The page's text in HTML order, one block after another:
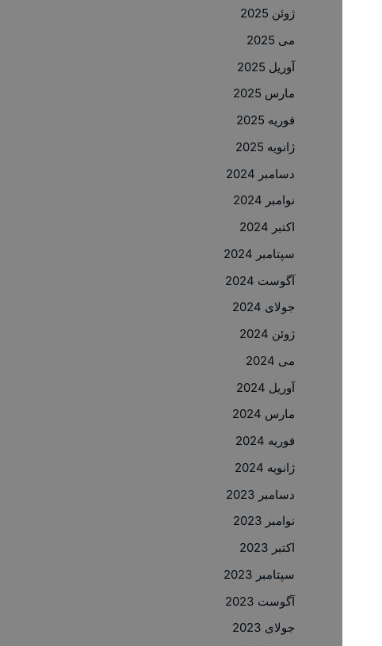
ژوئن 2025
می 2025
آوریل 2025
مارس 2025
فوریه 2025
ژانویه 2025
دسامبر 2024
نوامبر 2024
اکتبر 2024
سپتامبر 2024
آگوست 2024
جولای 2024
ژوئن 2024
می 2024
آوریل 2024
مارس 2024
فوریه 2024
ژانویه 2024
دسامبر 2023
نوامبر 2023
اکتبر 2023
سپتامبر 2023
آگوست 2023
جولای 2023